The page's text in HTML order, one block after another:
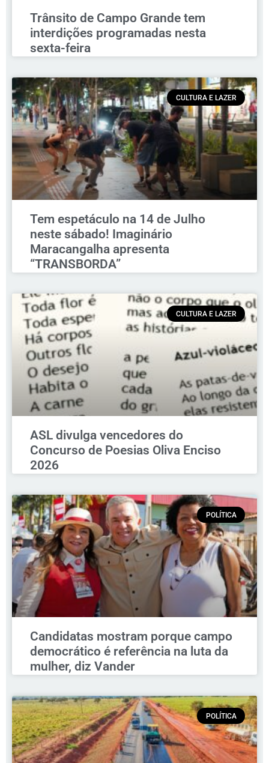
Trânsito de Campo Grande tem
interdições programadas nesta
sexta-feira
CULTURA E LAZER
Tem espetáculo na 14 de Julho
neste sábado! Imaginário
Maracangalha apresenta
“TRANSBORDA”
CULTURA E LAZER
ASL divulga vencedores do
Concurso de Poesias Oliva Enciso
2026
POLÍTICA
Candidatas mostram porque campo
democrático é referência na luta da
mulher, diz Vander
POLÍTICA